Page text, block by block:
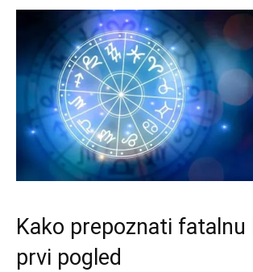
Kako prepoznati fatalnu
prvi pogled